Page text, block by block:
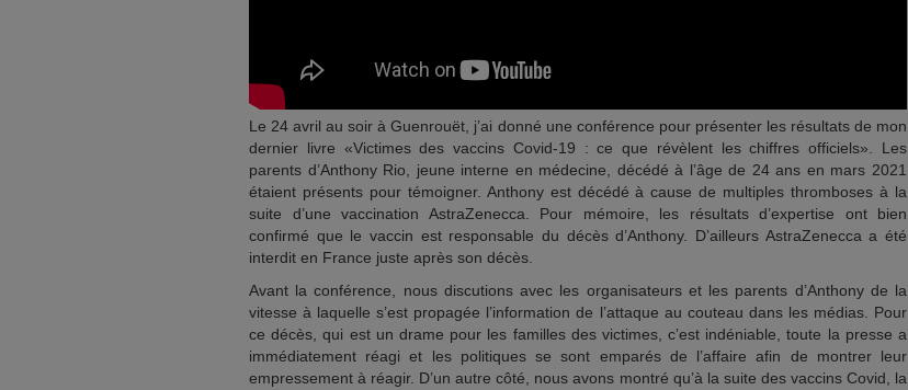
Le 24 avril au soir à Guenrouët, j’ai donné une conférence pour présenter les résultats de mon
dernier livre «Victimes des vaccins Covid-19 : ce que révèlent les chiffres officiels». Les
parents d’Anthony Rio, jeune interne en médecine, décédé à l’âge de 24 ans en mars 2021
étaient présents pour témoigner. Anthony est décédé à cause de multiples thromboses à la
suite d’une vaccination AstraZenecca. Pour mémoire, les résultats d’expertise ont bien
confirmé que le vaccin est responsable du décès d’Anthony. D’ailleurs AstraZenecca a été
interdit en France juste après son décès.
Avant la conférence, nous discutions avec les organisateurs et les parents d’Anthony de la
vitesse à laquelle s’est propagée l’information de l’attaque au couteau dans les médias. Pour
ce décès, qui est un drame pour les familles des victimes, c’est indéniable, toute la presse a
immédiatement réagi et les politiques se sont emparés de l’affaire afin de montrer leur
empressement à réagir. D’un autre côté, nous avons montré qu’à la suite des vaccins Covid, la